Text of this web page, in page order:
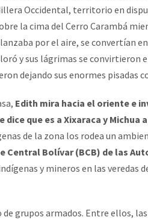
Occidental, territorio en
la cima del Cerro Carambá
por el aire, se convertían
y sus lágrimas se convirtieron
dejando sus enormes pisadas
Edith mira hacia el oriente e
que es a Xixaraca y Michua
de la zona los rodea un
Central Bolívar (BCB) de las
y mineros en las veredas
grupos armados. Entre ellos, las